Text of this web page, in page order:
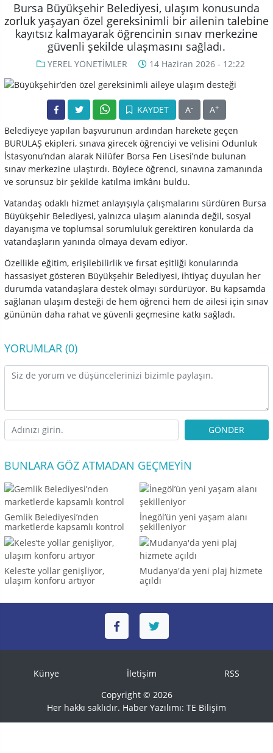
Bursa Büyükşehir Belediyesi, ulaşım konusunda
zorluk yaşayan özel gereksinimli bir ailenin talebine
kayıtsız kalmayarak öğrencinin sınav merkezine
güvenli şekilde ulaşmasını sağladı.
YEREL YÖNETİMLER 14 Haziran 2026 - 12:22
KAYDET A- A+
Belediyeye yapılan başvurunun ardından harekete geçen
BURULAŞ ekipleri, sınava girecek öğrenciyi ve velisini Odunluk
İstasyonu’ndan alarak Nilüfer Borsa Fen Lisesi’nde bulunan
sınav merkezine ulaştırdı. Böylece öğrenci, sınavına zamanında
ve sorunsuz bir şekilde katılma imkânı buldu.
Vatandaş odaklı hizmet anlayışıyla çalışmalarını sürdüren Bursa
Büyükşehir Belediyesi, yalnızca ulaşım alanında değil, sosyal
dayanışma ve toplumsal sorumluluk gerektiren konularda da
vatandaşların yanında olmaya devam ediyor.
Özellikle eğitim, erişilebilirlik ve fırsat eşitliği konularında
hassasiyet gösteren Büyükşehir Belediyesi, ihtiyaç duyulan her
durumda vatandaşlara destek olmayı sürdürüyor. Bu kapsamda
sağlanan ulaşım desteği de hem öğrenci hem de ailesi için sınav
gününün daha rahat ve güvenli geçmesine katkı sağladı.
YORUMLAR (0)
GÖNDER
BUNLARA GÖZ ATMADAN GEÇMEYIN
Gemlik Belediyesi’nden
marketlerde kapsamlı kontrol
İnegöl’ün yeni yaşam alanı
şekilleniyor
Keles’te yollar genişliyor,
ulaşım konforu artıyor
Mudanya'da yeni plaj hizmete
açıldı
Künye İletişim
RSS
Copyright © 2026
Her hakkı saklıdır. Haber Yazılımı: TE Bilişim